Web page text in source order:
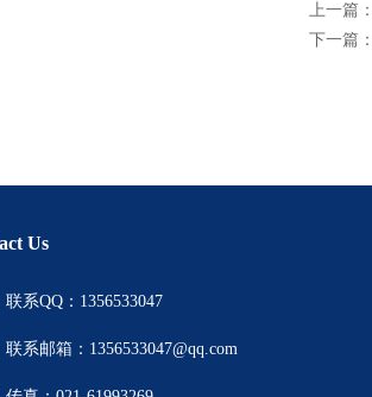
上一篇
下一篇
Us
联系QQ：1356533047
联系邮箱：1356533047@qq.com